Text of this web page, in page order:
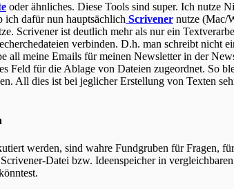
oder ähnliches. Diese Tools sind super. Ich nutze
ich dafür nun hauptsächlich Scrivener nutze (Mac/
Scrivener ist deutlich mehr als nur ein
verbinden. D.h. man schreibt nicht
all meine Emails für meinen Newsletter in der
Feld für die Ablage von Dateien zugeordnet. So
All dies ist bei jeglicher Erstellung von Texten
werden, sind wahre Fundgruben für Fragen,
Datei bzw. Ideenspeicher in